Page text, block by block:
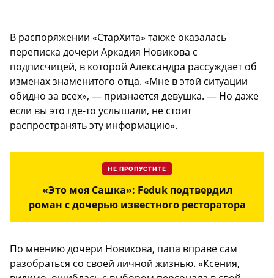
В распоряжении «СтарХита» также оказалась
переписка дочери Аркадия Новикова с
подписчицей, в которой Александра рассуждает об
изменах знаменитого отца. «Мне в этой ситуации
обидно за всех», — признается девушка. — Но даже
если вы это где-то услышали, не стоит
распространять эту информацию».
НЕ ПРОПУСТИТЕ
«Это моя Сашка»: Feduk подтвердил
роман с дочерью известного ресторатора
По мнению дочери Новикова, папа вправе сам
разобраться со своей личной жизнью. «Ксения,